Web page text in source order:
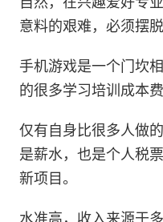
意料的艰难，必须摆脱
手机游戏是一个门坎
的很多学习培训成本
仅有自身比很多人做
是薪水，也是个人税
新项目。
水准高，收入来源于